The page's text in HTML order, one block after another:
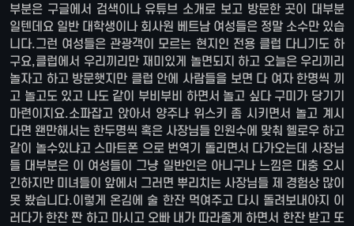
부분은 구글에서 검색이나 유튜브 소개로 보고 방문한 곳이 대부분
일텐데요 일반 대학생이나 회사원 베트남 여성들은 정말 소수만 있습
니다.그런 여성들은 관광객이 모르는 현지인 전용 클럽 다니기도 하
구요,클럽에서 우리끼리만 재미있게 놀면되지 하고 오늘은 우리끼리
놀자고 하고 방문햇지만 클럽 안에 사람들을 보면 다 여자 한명씩 끼
고 놀고도 있고 나도 같이 부비부비 하면서 놀고 싶다 구미가 당기기
마련이지요.소파잡고 앉아서 양주나 위스키 좀 시키면서 놀고 계시
다면 왠만해서는 한두명씩 혹은 사장님들 인원수에 맞춰 헬로우 하고
같이 놀수있냐고 스마트폰 으로 번역기 돌리면서 다가오는데 사장님
들 대부분은 이 여성들이 그냥 일반인은 아니구나 느낌은 대충 오시
긴하지만 미녀들이 앞에서 그러면 뿌리치는 사장님들 제 경험상 많이
못 봤습니다.이렇게 온김에 술 한잔 먹여주고 다시 돌려보내야지 이
러다가 한잔 짠 하고 마시고 오빠 내가 따라줄게 하면서 한잔 받고 또